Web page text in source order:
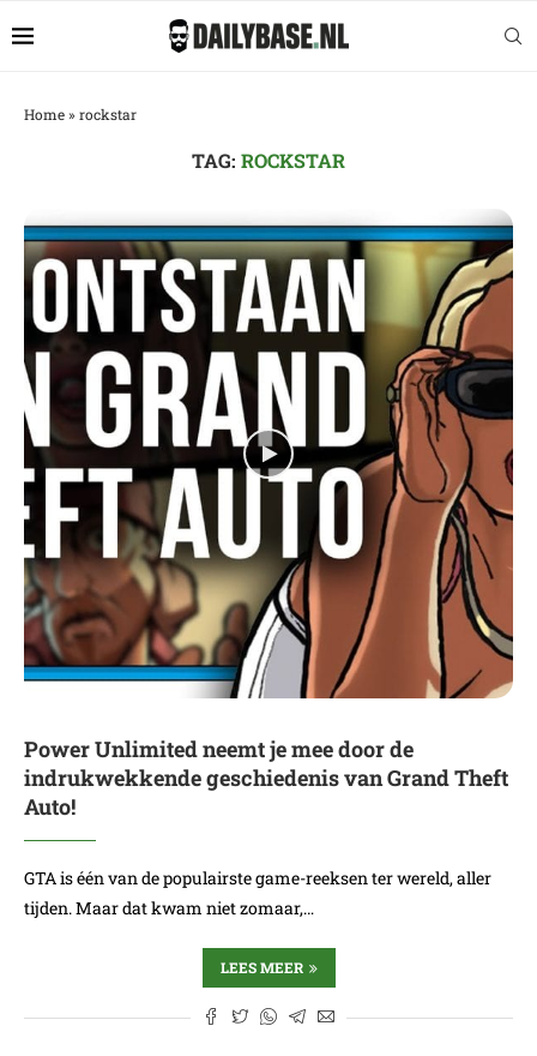
Home» rockstar
TAG: ROCKSTAR
Power Unlimited neemt je mee door de
indrukwekkende geschiedenis van Grand Theft
Auto!
GTA is één van de populairste game-reeksen ter wereld, aller
tijden. Maar dat kwam niet zomaar,…
LEES MEER